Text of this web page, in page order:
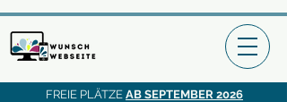
FREIE PLÄTZE AB SEPTEMBER 2026